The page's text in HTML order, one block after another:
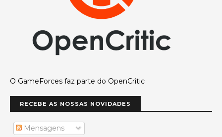
O GameForces faz parte do OpenCritic
RECEBE AS NOSSAS NOVIDADES
Mensagens